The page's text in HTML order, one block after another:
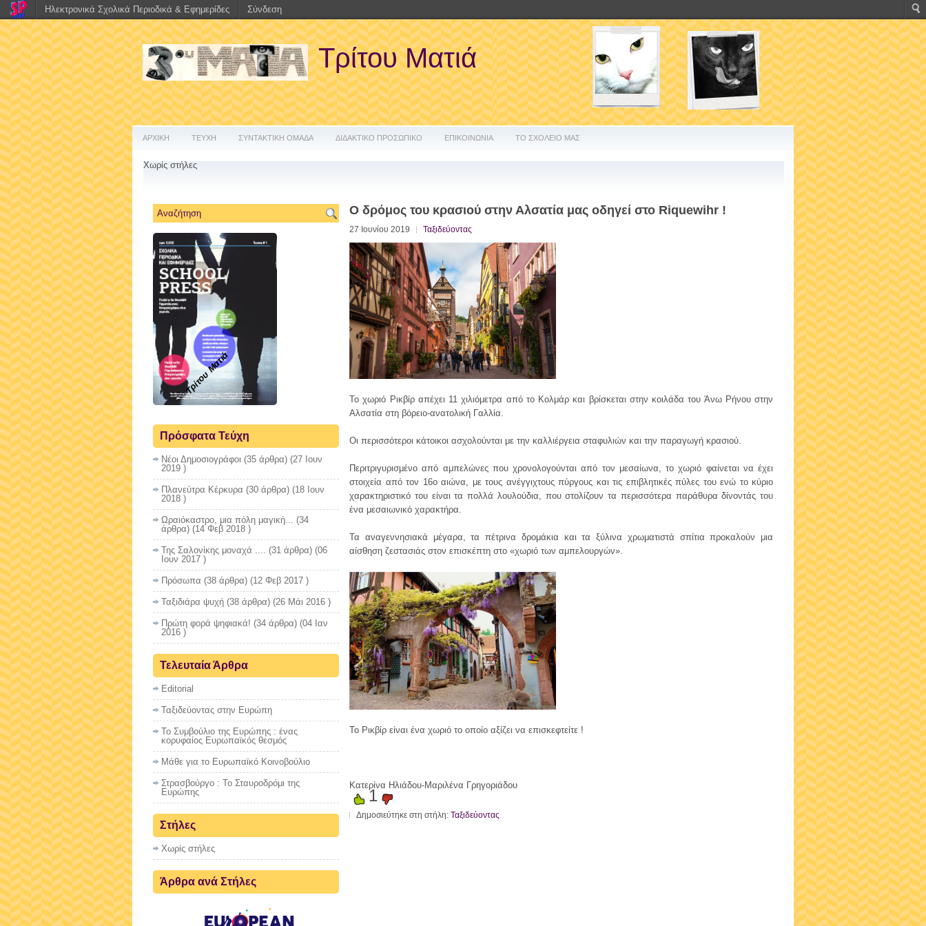
Τρίτου Ματιά
ΑΡΧΙΚΗ ΤΕΥΧΗ ΣΥΝΤΑΚΤΙΚΗ ΟΜΑΔΑ ΔΙΔΑΚΤΙΚΟ ΠΡΟΣΩΠΙΚΟ ΕΠΙΚΟΙΝΩΝΙΑ ΤΟ ΣΧΟΛΕΙΟ ΜΑΣ
Χωρίς στήλες
Ο δρόμος του κρασιού στην Αλσατία μας οδηγεί στο Riquewihr !
27 Ιουνίου 2019 Ταξιδεύοντας
Το χωριό Ρικβίρ απέχει 11 χιλιόμετρα από το Κολμάρ και βρίσκεται στην κοιλάδα του Άνω Ρήνου στην
Αλσατία στη βόρειο-ανατολική Γαλλία.
Οι περισσότεροι κάτοικοι ασχολούνται με την καλλιέργεια σταφυλιών και την παραγωγή κρασιού.
Περιτριγυρισμένο από αμπελώνες που χρονολογούνται από τον μεσαίωνα, το χωριό φαίνεται να έχει
στοιχεία από τον 16ο αιώνα, με τους ανέγγιχτους πύργους και τις επιβλητικές πύλες του ενώ το κύριο
χαρακτηριστικό του είναι τα πολλά λουλούδια, που στολίζουν τα περισσότερα παράθυρα δίνοντάς του
ένα μεσαιωνικό χαρακτήρα.
Τα αναγεννησιακά μέγαρα, τα πέτρινα δρομάκια και τα ξύλινα χρωματιστά σπίτια προκαλούν μια
αίσθηση ζεστασιάς στον επισκέπτη στο «χωριό των αμπελουργών».
Το Ρικβίρ είναι ένα χωριό το οποίο αξίζει να επισκεφτείτε !
Κατερίνα Ηλιάδου-Μαριλένα Γρηγοριάδου
1
Δημοσιεύτηκε στη στήλη: Ταξιδεύοντας
Τρίτου Ματιά
Πρόσφατα Τεύχη
Νέοι Δημοσιογράφοι (35 άρθρα) (27 Ιουν
2019 )
Πλανεύτρα Κέρκυρα (30 άρθρα) (18 Ιουν
2018 )
Ωραιόκαστρο, μια πόλη μαγική... (34
άρθρα) (14 Φεβ 2018 )
Της Σαλονίκης μοναχά .... (31 άρθρα) (06
Ιουν 2017 )
Πρόσωπα (38 άρθρα) (12 Φεβ 2017 )
Ταξιδιάρα ψυχή (38 άρθρα) (26 Μάι 2016 )
Πρώτη φορά ψηφιακά! (34 άρθρα) (04 Ιαν
2016 )
Τελευταία Άρθρα
Editorial
Ταξιδεύοντας στην Ευρώπη
Το Συμβούλιο της Ευρώπης : ένας
κορυφαίος Ευρωπαϊκός θεσμός
Μάθε για το Ευρωπαϊκό Κοινοβούλιο
Στρασβούργο : To Σταυροδρόμι της
Ευρώπης
Στήλες
Χωρίς στήλες
Άρθρα ανά Στήλες
Ηλεκτρονικά Σχολικά Περιοδικά & Εφημερίδες Σύνδεση